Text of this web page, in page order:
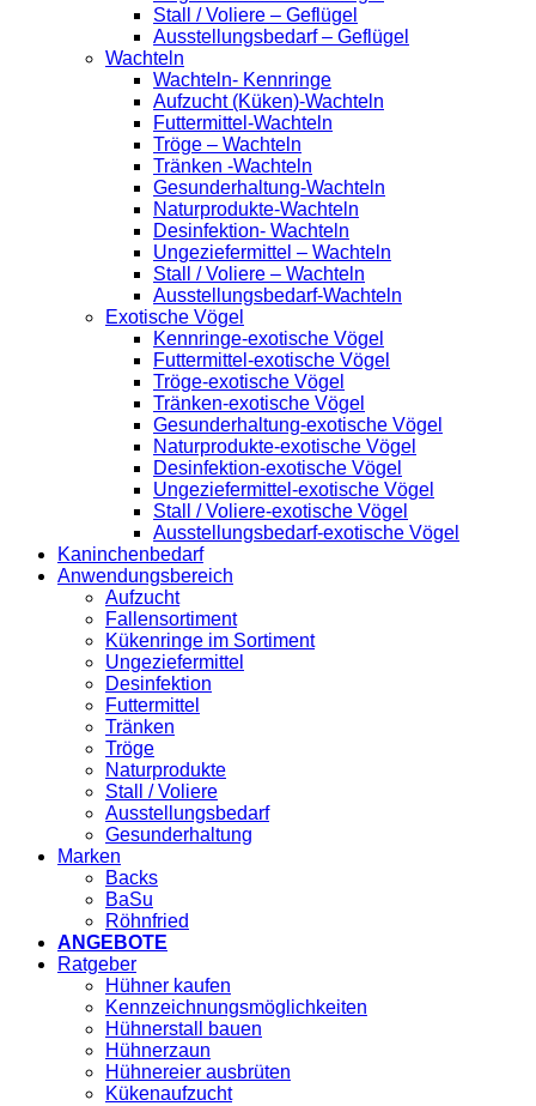
Stall / Voliere – Geflügel
Ausstellungsbedarf – Geflügel
Wachteln
Wachteln- Kennringe
Aufzucht (Küken)-Wachteln
Futtermittel-Wachteln
Tröge – Wachteln
Tränken -Wachteln
Gesunderhaltung-Wachteln
Naturprodukte-Wachteln
Desinfektion- Wachteln
Ungeziefermittel – Wachteln
Stall / Voliere – Wachteln
Ausstellungsbedarf-Wachteln
Exotische Vögel
Kennringe-exotische Vögel
Futtermittel-exotische Vögel
Tröge-exotische Vögel
Tränken-exotische Vögel
Gesunderhaltung-exotische Vögel
Naturprodukte-exotische Vögel
Desinfektion-exotische Vögel
Ungeziefermittel-exotische Vögel
Stall / Voliere-exotische Vögel
Ausstellungsbedarf-exotische Vögel
Kaninchenbedarf
Anwendungsbereich
Aufzucht
Fallensortiment
Kükenringe im Sortiment
Ungeziefermittel
Desinfektion
Futtermittel
Tränken
Tröge
Naturprodukte
Stall / Voliere
Ausstellungsbedarf
Gesunderhaltung
Marken
Backs
BaSu
Röhnfried
ANGEBOTE
Ratgeber
Hühner kaufen
Kennzeichnungsmöglichkeiten
Hühnerstall bauen
Hühnerzaun
Hühnereier ausbrüten
Kükenaufzucht